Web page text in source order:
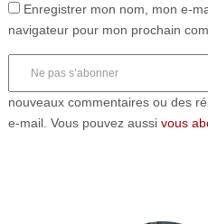
Enregistrer mon nom, mon e-
navigateur pour mon prochain
nouveaux commentaires ou des
e-mail. Vous pouvez aussi vous